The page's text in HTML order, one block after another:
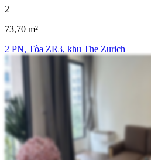
2
73,70 m²
2 PN, Tòa ZR3, khu The Zurich